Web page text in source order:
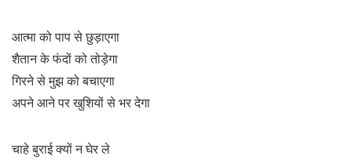
आत्मा को पाप से छुड़ाएगा
शैतान के फंदों को तोड़ेगा
गिरने से मुझ को बचाएगा
अपने आने पर खुशियों से भर देगा
चाहे बुराई क्यों न घेर ले